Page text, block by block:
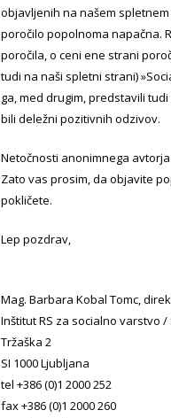
objavljenih na našem
poročilo popolnoma napačna.
poročila, o ceni ene strani
tudi na naši spletni strani)
ga, med drugim, predstavili
bili deležni pozitivnih odzivov.
Netočnosti anonimnega
Zato vas prosim, da objavite
pokličete.
Lep pozdrav,
Mag. Barbara Kobal Tomc,
Inštitut RS za socialno varstvo
Tržaška 2
SI 1000 Ljubljana
tel +386 (0)1 2000 252
fax +386 (0)1 2000 260